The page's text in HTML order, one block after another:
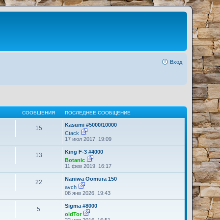
Вход
СООБЩЕНИЯ ПОСЛЕДНЕЕ СООБЩЕНИЕ
15
Kasumi #5000/10000
Ctack
П
е
р
е
й
т
и
к
о
с
л
е
д
17 июл 2017, 19:09
13
King F-3 #4000
Botanic
П
е
р
е
т
и
к
о
11 фев 2019, 16:17
22
Naniwa Oomura 150
avch
П
е
р
е
й
08 янв 2026, 19:43
5
Sigma #8000
oldTor
П